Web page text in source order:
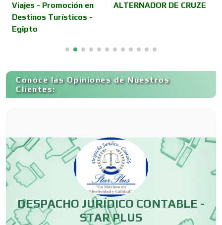
Control de Plagas
Conversiones Automotrices
Copiadoras
Viajes - Promoción en
Destinos Turísticos -
Egipto
ALTERNADOR DE CRUZE
Conoce las Opiniones de Nuestros
Clientes:
DESPACHO JURÍDICO CONTABLE -
STAR PLUS